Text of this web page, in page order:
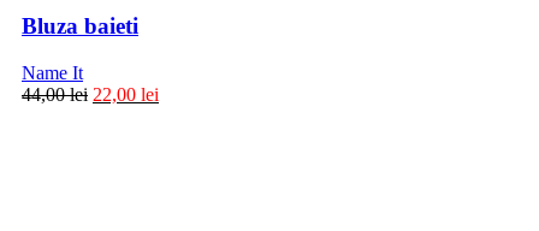
Bluza baieti
Name It
44,00lei 22,00 lei